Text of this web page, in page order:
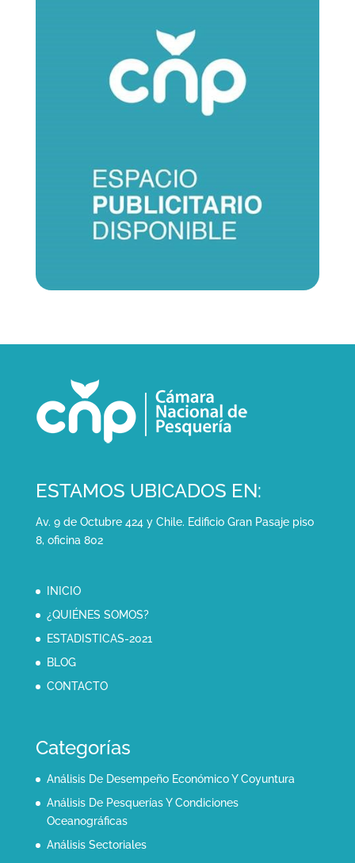
ESTAMOS UBICADOS EN:
Av. 9 de Octubre 424 y Chile. Edificio Gran Pasaje piso
8, oficina 802
INICIO
¿QUIÉNES SOMOS?
ESTADISTICAS-2021
BLOG
CONTACTO
Categorías
Análisis De Desempeño Económico Y Coyuntura
Análisis De Pesquerías Y Condiciones
Oceanográficas
Análisis Sectoriales